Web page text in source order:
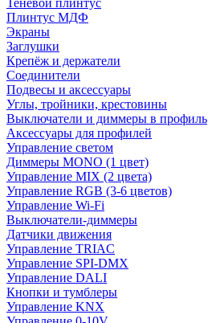
Теневой плинтус
Плинтус МДФ
Экраны
Заглушки
Крепёж и держатели
Соединители
Подвесы и аксессуары
Углы, тройники, крестовины
Выключатели и диммеры в профиль
Аксессуары для профилей
Управление светом
Диммеры MONO (1 цвет)
Управление MIX (2 цвета)
Управление RGB (3-6 цветов)
Управление Wi-Fi
Выключатели-диммеры
Датчики движения
Управление TRIAC
Управление SPI-DMX
Управление DALI
Кнопки и тумблеры
Управление KNX